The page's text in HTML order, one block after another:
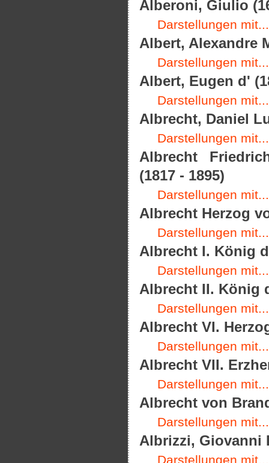
Alberoni, Giulio
Darstellungen mit...
Albert, Alexandre
Darstellungen mit...
Albert, Eugen d'
Darstellungen mit...
Albrecht, Daniel
Darstellungen mit...
Albrecht
(1817 - 1895)
Darstellungen mit...
Albrecht Herzog
Darstellungen mit...
Albrecht I. König
Darstellungen mit...
Albrecht II. König
Darstellungen mit...
Albrecht VI.
Darstellungen mit...
Albrecht VII.
Darstellungen mit...
Albrecht von
Darstellungen mit...
Albrizzi, Giovanni
Darstellungen mit...